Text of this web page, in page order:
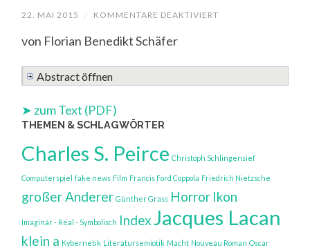
22. MAI 2015 / KOMMENTARE DEAKTIVIERT
ABBILDER
OSCAR
RELATION
UND
ZWISCHEN
ORIGINAL,
DOUBEL
von Florian Benedikt Schäfer
Abstract öffnen
➤ zum Text (PDF)
THEMEN & SCHLAGWÖRTER
Charles S. Peirce Christoph Schlingensief
Computerspiel fake news Film Francis Ford Coppola Friedrich Nietzsche
großer Anderer Günther Grass Horror Ikon
Imaginär - Real - Symbolisch IndexJacques Lacan
klein a Kybernetik Literatursemiotik Macht Nouveau Roman Oscar